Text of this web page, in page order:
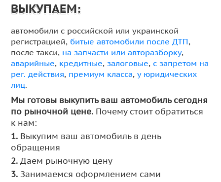
ВЫКУПАЕМ:
автомобили с российской или украинской
регистрацией, битые автомобили после ДТП,
после такси, на запчасти или авторазборку,
аварийные, кредитные, залоговые, с запретом на
рег. действия, премиум класса,у юридических
лиц.
Мы готовы выкупить ваш автомобиль сегодня
по рыночной цене. Почему стоит обратиться
к нам:
1. Выкупим ваш автомобиль в день
обращения
2. Даем рыночную цену
3. Занимаемся оформлением сами